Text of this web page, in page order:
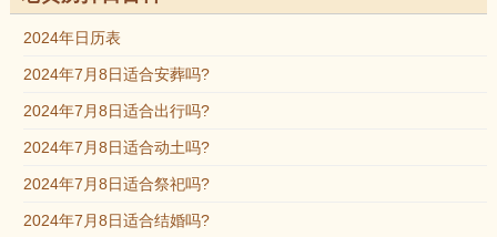
2024年日历表
2024年7月8日适合安葬吗?
2024年7月8日适合出行吗?
2024年7月8日适合动土吗?
2024年7月8日适合祭祀吗?
2024年7月8日适合结婚吗?